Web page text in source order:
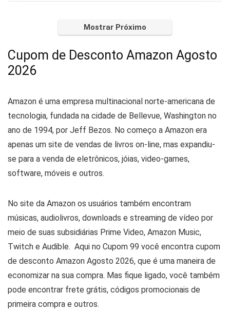
Presentes
Saúde
Serviços Financeiros
Sex Shop
Shopping
Suplementos
Viagem
Todas as categorias
Mostrar Próximo
Cupom de Desconto Amazon Agosto
2026
Amazon é uma empresa multinacional norte-americana de
tecnologia, fundada na cidade de Bellevue, Washington no
ano de 1994, por Jeff Bezos. No começo a Amazon era
apenas um site de vendas de livros on-line, mas expandiu-
se para a venda de eletrônicos, jóias, video-games,
software, móveis e outros.
No site da Amazon os usuários também encontram
músicas, audiolivros, downloads e streaming de vídeo por
meio de suas subsidiárias Prime Video, Amazon Music,
Twitch e Audible. Aqui no Cupom 99 você encontra cupom
de desconto Amazon Agosto 2026, que é uma maneira de
economizar na sua compra. Mas fique ligado, você também
pode encontrar frete grátis, códigos promocionais de
primeira compra e outros.